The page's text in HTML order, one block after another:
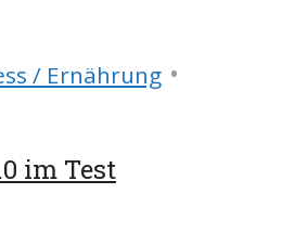
/ Ernährung •
im Test